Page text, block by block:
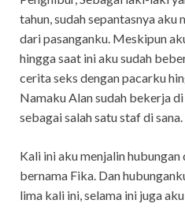
tahun, sudah sepantasnya
dari pasanganku. Meskipun
hingga saat ini aku sudah
cerita seks dengan pacarku
Namaku Alan sudah bekerja
sebagai salah satu staf di sana.
Kali ini aku menjalin hubungan
bernama Fika. Dan
lima kali ini, selama ini juga